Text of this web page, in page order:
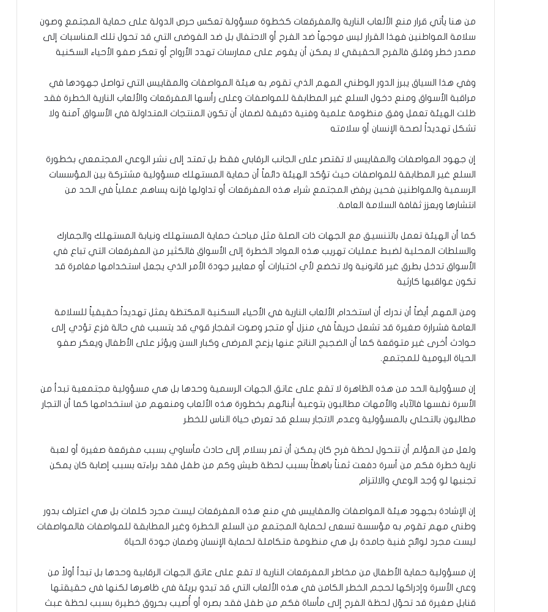
من هنا يأتي قرار منع الألعاب النارية والمفرقعات كخطوة مسؤولة تعكس حرص الدولة على حماية المجتمع وصون
سلامة المواطنين فهذا القرار ليس موجهاً ضد الفرح أو الاحتفال بل ضد الفوضى التي قد تحول تلك المناسبات إلى
مصدر خطر وقلق فالفرح الحقيقي لا يمكن أن يقوم على ممارسات تهدد الأرواح أو تعكر صفو الأحياء السكنية
وفي هذا السياق يبرز الدور الوطني المهم الذي تقوم به هيئة المواصفات والمقاييس التي تواصل جهودها في
مراقبة الأسواق ومنع دخول السلع غير المطابقة للمواصفات وعلى رأسها المفرقعات والألعاب النارية الخطرة فقد
ظلت الهيئة تعمل وفق منظومة علمية وفنية دقيقة لضمان أن تكون المنتجات المتداولة في الأسواق آمنة ولا
تشكل تهديداً لصحة الإنسان أو سلامته
إن جهود المواصفات والمقاييس لا تقتصر على الجانب الرقابي فقط بل تمتد إلى نشر الوعي المجتمعي بخطورة
السلع غير المطابقة للمواصفات حيث تؤكد الهيئة دائماً أن حماية المستهلك مسؤولية مشتركة بين المؤسسات
الرسمية والمواطنين فحين يرفض المجتمع شراء هذه المفرقعات أو تداولها فإنه يساهم عملياً في الحد من
انتشارها ويعزز ثقافة السلامة العامة.
كما أن الهيئة تعمل بالتنسيق مع الجهات ذات الصلة مثل مباحث حماية المستهلك ونيابة المستهلك والجمارك
والسلطات المحلية لضبط عمليات تهريب هذه المواد الخطرة إلى الأسواق فالكثير من المفرقعات التي تباع في
الأسواق تدخل بطرق غير قانونية ولا تخضع لأي اختبارات أو معايير جودة الأمر الذي يجعل استخدامها مغامرة قد
تكون عواقبها كارثية
ومن المهم أيضاً أن ندرك أن استخدام الألعاب النارية في الأحياء السكنية المكتظة يمثل تهديداً حقيقياً للسلامة
العامة فشرارة صغيرة قد تشعل حريقاً في منزل أو متجر وصوت انفجار قوي قد يتسبب في حالة فزع تؤدي إلى
حوادث أخرى غير متوقعة كما أن الضجيج الناتج عنها يزعج المرضى وكبار السن ويؤثر على الأطفال ويعكر صفو
الحياة اليومية للمجتمع.
إن مسؤولية الحد من هذه الظاهرة لا تقع على عاتق الجهات الرسمية وحدها بل هي مسؤولية مجتمعية تبدأ من
الأسرة نفسها فالآباء والأمهات مطالبون بتوعية أبنائهم بخطورة هذه الألعاب ومنعهم من استخدامها كما أن التجار
مطالبون بالتحلي بالمسؤولية وعدم الاتجار بسلع قد تعرض حياة الناس للخطر
ولعل من المؤلم أن تتحول لحظة فرح كان يمكن أن تمر بسلام إلى حادث مأساوي بسبب مفرقعة صغيرة أو لعبة
نارية خطرة فكم من أسرة دفعت ثمناً باهظاً بسبب لحظة طيش وكم من طفل فقد براءته بسبب إصابة كان يمكن
تجنبها لو وُجد الوعي والالتزام
إن الإشادة بجهود هيئة المواصفات والمقاييس في منع هذه المفرقعات ليست مجرد كلمات بل هي اعتراف بدور
وطني مهم تقوم به مؤسسة تسعى لحماية المجتمع من السلع الخطرة وغير المطابقة للمواصفات فالمواصفات
ليست مجرد لوائح فنية جامدة بل هي منظومة متكاملة لحماية الإنسان وضمان جودة الحياة
إن مسؤولية حماية الأطفال من مخاطر المفرقعات النارية لا تقع على عاتق الجهات الرقابية وحدها بل تبدأ أولاً من
وعي الأسرة وإدراكها لحجم الخطر الكامن في هذه الألعاب التي قد تبدو بريئة في ظاهرها لكنها في حقيقتها
قنابل صغيرة قد تحوّل لحظة الفرح إلى مأساة فكم من طفل فقد بصره أو أُصيب بحروق خطيرة بسبب لحظة عبث